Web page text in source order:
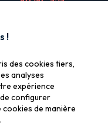
24h/24 • 7j/7
!
des cookies tiers,
analyses
expérience
configurer
cookies de manière